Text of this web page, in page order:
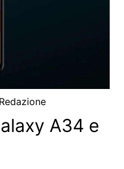
Redazione
A34 e